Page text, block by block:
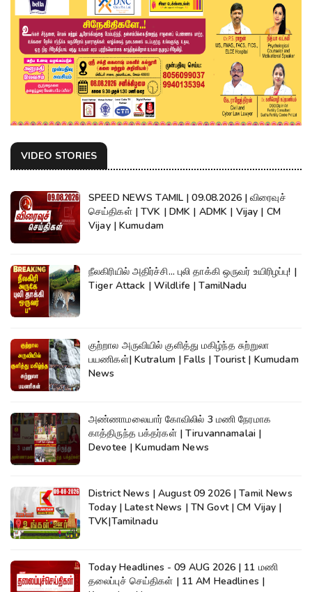
VIDEO STORIES
SPEED NEWS TAMIL | 09.08.2026 | விரைவுச்
செய்திகள் | TVK | DMK | ADMK | Vijay | CM
Vijay | Kumudam
நீலகிரியில் அதிர்ச்சி... புலி தாக்கி ஒருவர் உயிரிழப்பு! |
Tiger Attack | Wildlife | TamilNadu
குற்றால அருவியில் குளித்து மகிழ்ந்த சுற்றுலா
பயணிகள்| Kutralum | Falls | Tourist | Kumudam
News
அண்ணாமலையார் கோவிலில் 3 மணி நேரமாக
காத்திருந்த பக்தர்கள் | Tiruvannamalai |
Devotee | Kumudam News
District News | August 09 2026 | Tamil News
Today | Latest News | TN Govt | CM Vijay |
TVK|Tamilnadu
Today Headlines - 09 AUG 2026 | 11 மணி
தலைப்புச் செய்திகள் | 11 AM Headlines |